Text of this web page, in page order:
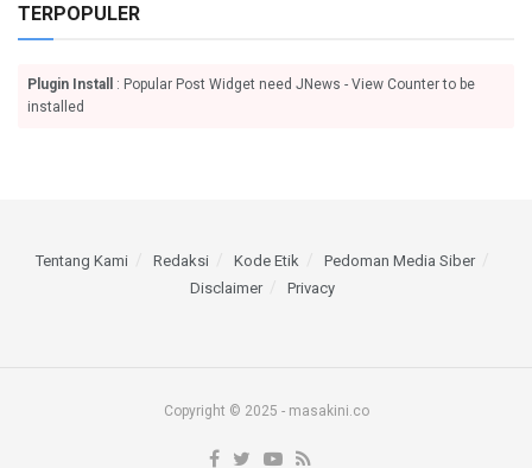
TERPOPULER
Plugin Install
: Popular Post Widget need JNews - View Counter to be
installed
Tentang Kami Redaksi Kode Etik
Pedoman Media Siber
Disclaimer
Privacy
Copyright © 2025 - masakini.co